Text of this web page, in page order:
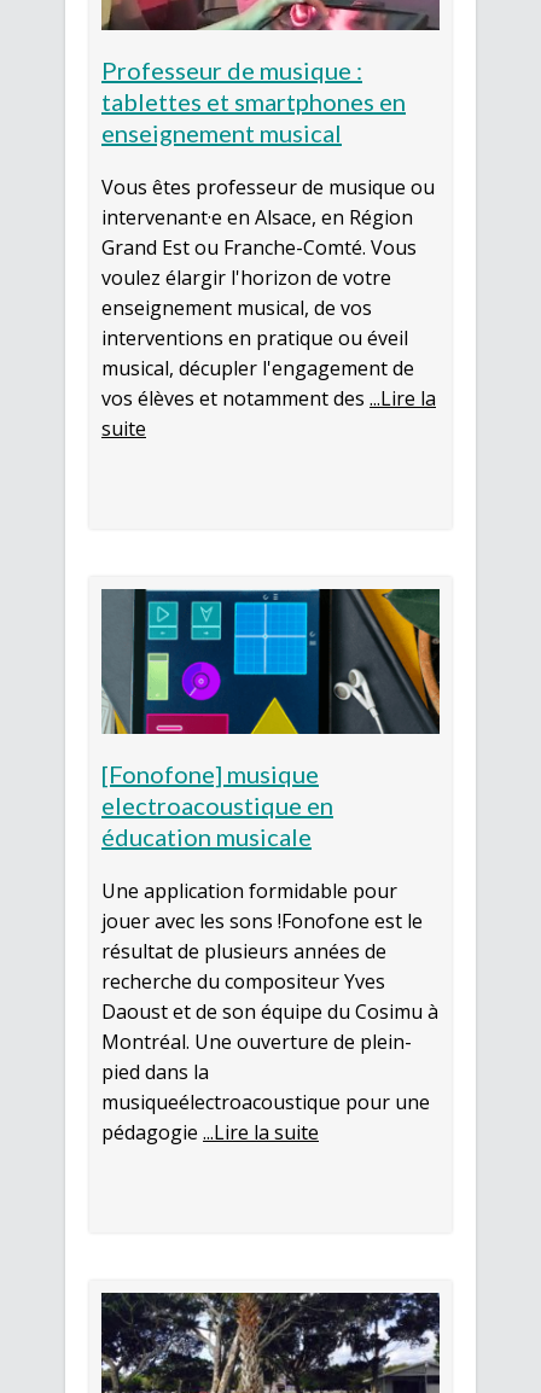
Professeur de musique :
tablettes et smartphones en
enseignement musical
Vous êtes professeur de musique ou
intervenant·e en Alsace, en Région
Grand Est ou Franche-Comté. Vous
voulez élargir l'horizon de votre
enseignement musical, de vos
interventions en pratique ou éveil
musical, décupler l'engagement de
vos élèves et notamment des ...Lire la
suite
[Fonofone] musique
electroacoustique en
éducation musicale
Une application formidable pour
jouer avec les sons !Fonofone est le
résultat de plusieurs années de
recherche du compositeur Yves
Daoust et de son équipe du Cosimu à
Montréal. Une ouverture de plein-
pied dans la
musiqueélectroacoustique pour une
pédagogie ...Lire la suite